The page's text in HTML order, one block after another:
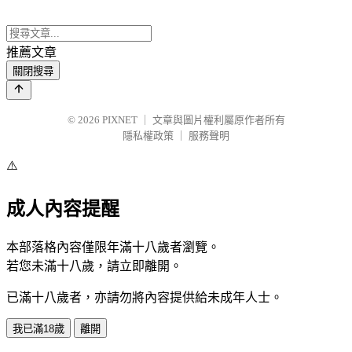
推薦文章
關閉搜尋
© 2026 PIXNET
文章與圖片權利屬原作者所有
隱私權政策
服務聲明
⚠️
成人內容提醒
本部落格內容僅限年滿十八歲者瀏覽。
若您未滿十八歲，請立即離開。
已滿十八歲者，亦請勿將內容提供給未成年人士。
我已滿18歲 離開